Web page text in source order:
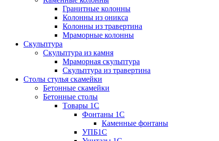
Гранитные колонны
Колонны из оникса
Колонны из травертина
Мраморные колонны
Скульптура
Скульптура из камня
Мраморная скульптура
Скульптура из травертина
Столы стулья скамейки
Бетонные скамейки
Бетонные столы
Tовары 1C
Фонтаны 1C
Каменные фонтаны
УПБ1С